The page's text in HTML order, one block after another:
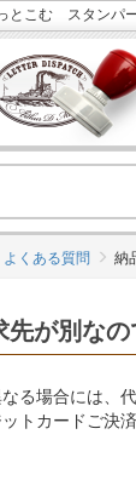
とこむ スタンパー
よくある質問 納
先が別な
る場合には、
トカードご決